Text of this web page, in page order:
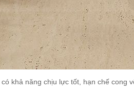
khả năng chịu lực tốt, hạn chế